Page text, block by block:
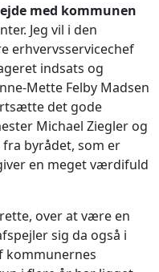
med kommunen
Jeg vil i den
erhvervsservicechef
indsats og
Mette Felby Madsen
det gode
Michael Ziegler og
byrådet, som er
en meget værdifuld
over at være en
sig da også i
kommunernes